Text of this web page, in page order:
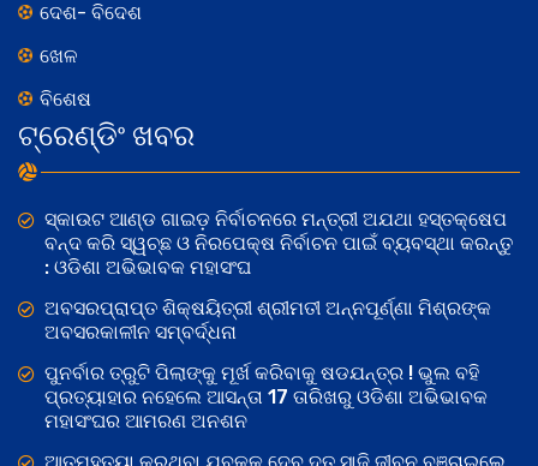
ଦେଶ- ବିଦେଶ
ଖେଳ
ବିଶେଷ
ଟ୍ରେଣ୍ଡିଂ ଖବର
ସ୍କାଉଟ ଆଣ୍ଡ ଗାଇଡ଼ ନିର୍ବାଚନରେ ମନ୍ତ୍ରୀ ଅଯଥା ହସ୍ତକ୍ଷେପ
ବନ୍ଦ କରି ସ୍ୱଚ୍ଛ ଓ ନିରପେକ୍ଷ ନିର୍ବାଚନ ପାଇଁ ବ୍ୟବସ୍ଥା କରନ୍ତୁ
: ଓଡିଶା ଅଭିଭାବକ ମହାସଂଘ
ଅବସରପ୍ରାପ୍ତ ଶିକ୍ଷୟିତ୍ରୀ ଶ୍ରୀମତୀ ଅନ୍ନପୂର୍ଣ୍ଣା ମିଶ୍ରଙ୍କ
ଅବସରକାଳୀନ ସମ୍ବର୍ଦ୍ଧନା
ପୁନର୍ବାର ତ୍ରୁଟି ପିଲାଙ୍କୁ ମୂର୍ଖ କରିବାକୁ ଷଡଯନ୍ତ୍ର ! ଭୁଲ ବହି
ପ୍ରତ୍ୟାହାର ନହେଲେ ଆସନ୍ତା 17 ତାରିଖରୁ ଓଡିଶା ଅଭିଭାବକ
ମହାସଂଘର ଆମରଣ ଅନଶନ